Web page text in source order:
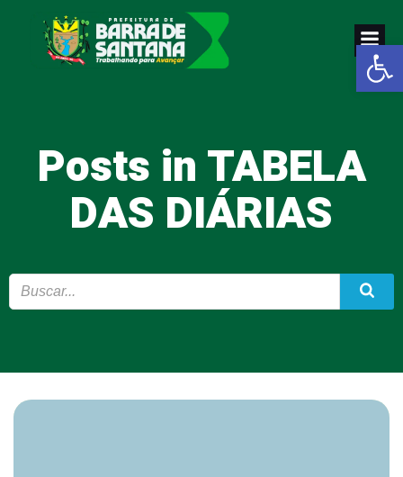
Abrir
Pular
para
o
conteúdo
Posts in TABELA
DAS DIÁRIAS